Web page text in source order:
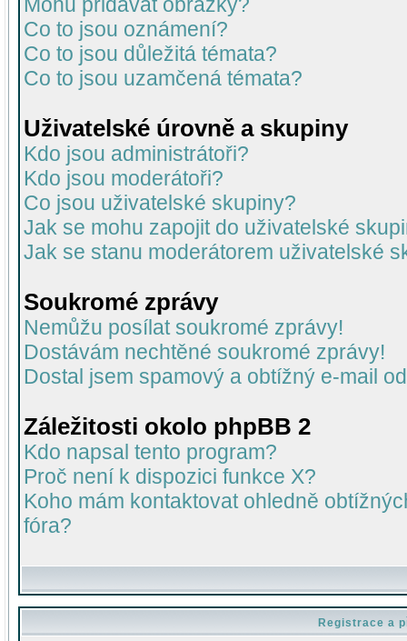
Co to jsou oznámení?
Co to jsou důležitá témata?
Co to jsou uzamčená témata?
Uživatelské úrovně a skupiny
Kdo jsou administrátoři?
Kdo jsou moderátoři?
Co jsou uživatelské skupiny?
Jak se mohu zapojit do uživatelské
Jak se stanu moderátorem uživatelské
Soukromé zprávy
Nemůžu posílat soukromé zprávy!
Dostávám nechtěné soukromé zprávy!
Dostal jsem spamový a obtížný e-mail
Záležitosti okolo phpBB 2
Kdo napsal tento program?
Proč není k dispozici funkce X?
Koho mám kontaktovat ohledně
fóra?
Registrace a